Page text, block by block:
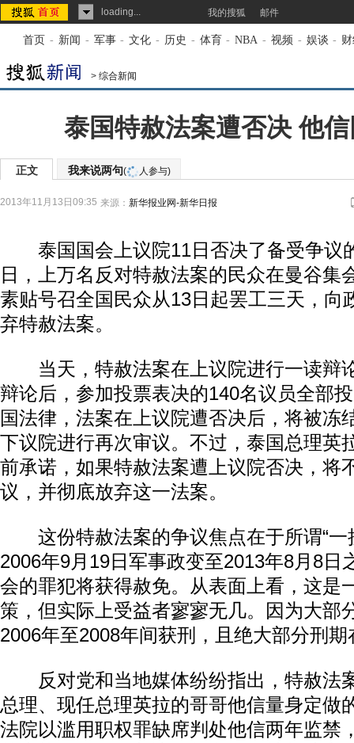
loading... 我的搜狐 邮件
首页 - 新闻 - 军事 - 文化 - 历史 - 体育 - NBA - 视频 - 娱谈 -
> 综合新闻
泰国特赦法案遭否决 他
正文 我来说两句( 人参与)
2013年11月13日09:35 来源： 新华报业网-新华日报
泰国国会上议院11日否决了备受争议
日，上万名反对特赦法案的民众在曼谷集
素贴号召全国民众从13日起罢工三天，向
弃特赦法案。
当天，特赦法案在上议院进行一读辩
辩论后，参加投票表决的140名议员全部
国法律，法案在上议院遭否决后，将被冻
下议院进行再次审议。不过，泰国总理英
前承诺，如果特赦法案遭上议院否决，将
议，并彻底放弃这一法案。
这份特赦法案的争议焦点在于所谓“一
2006年9月19日军事政变至2013年8月8日
会的罪犯将获得赦免。从表面上看，这是
策，但实际上受益者寥寥无几。因为大部
2006年至2008年间获刑，且绝大部分刑期
反对党和当地媒体纷纷指出，特赦法
总理、现任总理英拉的哥哥他信量身定做
法院以滥用职权罪缺席判处他信两年监禁